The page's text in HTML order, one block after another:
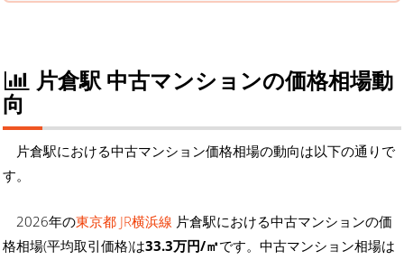
片倉駅 中古マンションの価格相場動
向
片倉駅における中古マンション価格相場の動向は以下の通りで
す。
2026年の東京都 JR横浜線 片倉駅における中古マンションの価
格相場(平均取引価格)は33.3万円/㎡です。中古マンション相場は